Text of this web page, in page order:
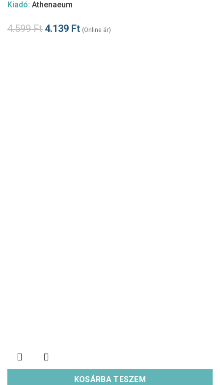
Kiadó: Athenaeum
4.599Ft 4.139 Ft (Online ár)
KOSÁRBA TESZEM